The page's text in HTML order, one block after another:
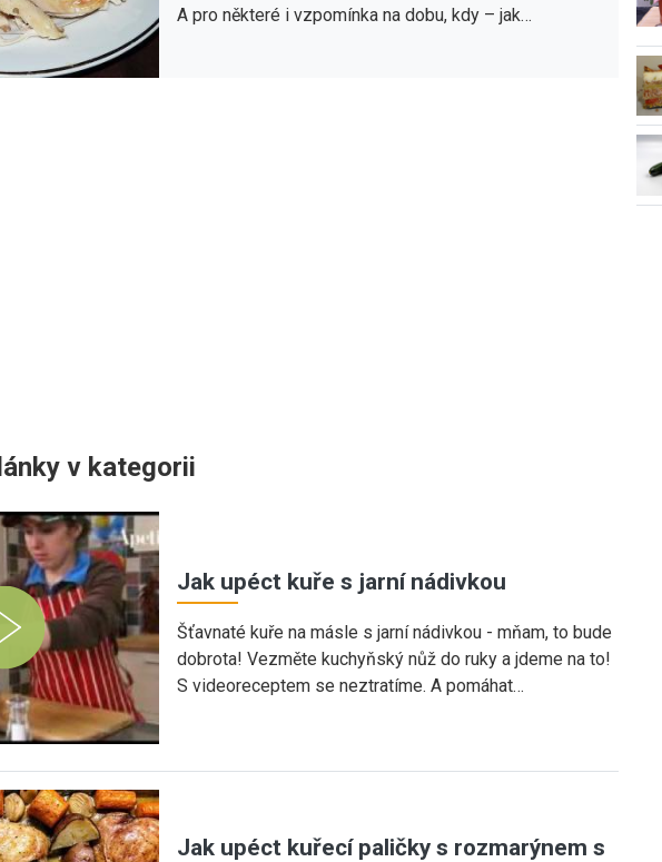
A pro některé i vzpomínka na dobu, kdy – jak…
v kategorii
Jak upéct kuře s jarní nádivkou
Šťavnaté kuře na másle s jarní nádivkou - mňam, to bude
dobrota! Vezměte kuchyňský nůž do ruky a jdeme na to!
S videoreceptem se neztratíme. A pomáhat…
Jak upéct kuřecí paličky s rozmarýnem s